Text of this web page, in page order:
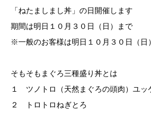
「ねたましまし丼」の日開催します
期間は明日１０月３０日（日）まで
※一般のお客様は明日１０月３０日（日
そもそもまぐろ三種盛り丼とは
１ ツノトロ（天然まぐろの頭肉）ユッ
２ トロトロねぎとろ